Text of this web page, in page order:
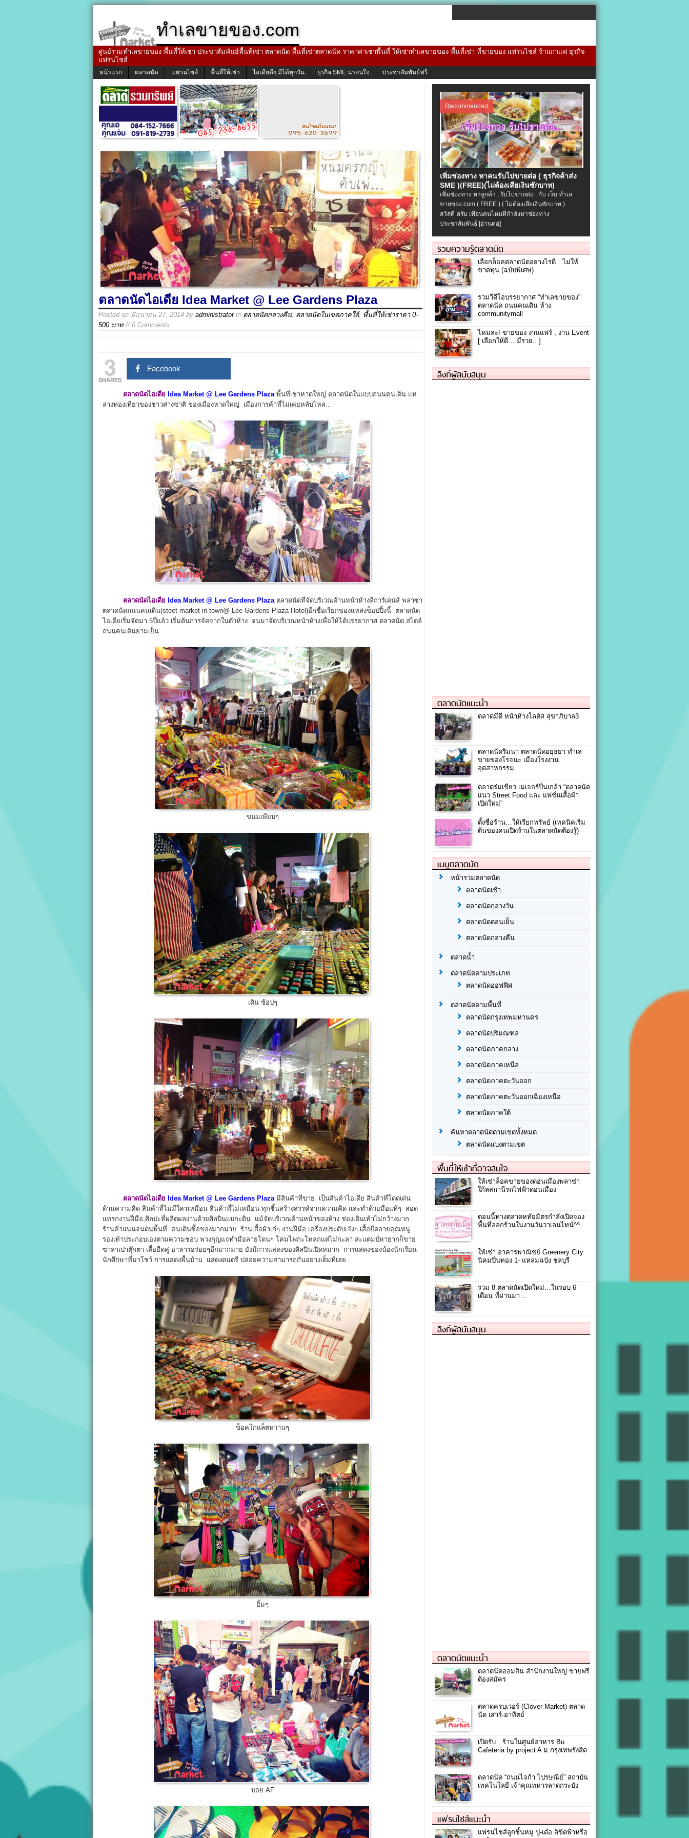
ทำเลขายของ.com
ศูนย์รวมทำเลขายของ พื้นที่ให้เช่า ประชาสัมพันธ์พื้นที่เช่า ตลาดนัด พื้นที่เช่าตลาดนัด ราคาค่าเช่าพื้นที่ ให้เช่าทำเลขายของ พื้นที่เช่า ที่ขายของ แฟรนไชส์ ร้านกาแฟ ธุรกิจ
แฟรนไชส์
หน้าแรก ตลาดนัด แฟรนไชส์ พื้นที่ให้เช่า ไอเดียดีๆ มีได้ทุกวัน ธุรกิจ SME น่าสนใจ ประชาสัมพันธ์ฟรี
ตลาดนัดไอเดีย Idea Market @ Lee Gardens Plaza
Posted on มิถุนายน 27, 2014 by administratorin ตลาดนัดกลางคืน ตลาดนัดในเขตภาคใต้, พื้นที่ให้เช่าราคา 0-
500 บาท// 0 Comments
3
SHARES
Facebook
ตลาดนัดไอเดีย Idea Market @ Lee Gardens Plaza พื้นที่เช่าหาดใหญ่ ตลาดนัดในแบบถนนคนเดิน แห
ล่างท่องเที่ยวของชาวต่างชาติ ของเมืองหาดใหญ่ เมืองการค้าที่ไม่เคยหลับไหล..
ตลาดนัดไอเดีย Idea Market @ Lee Gardens Plaza ตลาดนัดที่จัดบริเวณด้านหน้าห้างลีการ์เดนส์ พลาซ่า
ตลาดนัดถนนคนเดิน(steet market in town@ Lee Gardens Plaza Hotel)อีกชื่อเรียกของแหล่งช็อปปิ้งนี้ ตลาดนัด
ไอเดียเริ่มจัดมา 5ปีแล้ว เริ่มต้นการจัดจากในตัวห้าง จนมาจัดบริเวณหน้าห้างเพื่อให้ได้บรรยากาศ ตลาดนัด สไตล์
ถนนคนเดินยามเย็น
ขนมเพียบๆ
เดิน ช้อปๆ
ตลาดนัดไอเดีย Idea Market @ Lee Gardens Plaza มีสินค้าที่ขาย เป็นสินค้าไอเดีย สินค้าที่โดดเด่น
ด้านความคิด สินค้าที่ไม่มีใครเหมือน สินค้าที่ไม่เหมือน ทุกชิ้นสร้างสรรค์จากความคิด และทำด้วยมือแท้ๆ สอด
แทรกงานฝีมือ,ศิลปะที่ผลิตผลงานด้วยศิลปินแบกะดิน แม้จัดบริเวณด้านหน้าของห้าง ช่องเดินเท้าไม่กว้างมาก
ร้านค้าแน่นจนตนพื้นที่ คนเดินซื้อของมากมาย ร้านเสื้อผ้าเก๋ๆ งานฝีมือ เครื่องประดับเจ๋งๆ เสื้อยืดลายคุณหนู
รองเท้าประกอบเองตามความชอบ พวงกุญแจทำมือลายโดนๆ โคมไฟกะโหลกแต่ไม่กะลา สะแตมป์หายากก็ขาย
ซาลาเปาตุ๊กตา เสื้อยืดคู่ อาหารอร่อยๆอีกมากมาย ยังมีการแสดงของศิลปินเปิดหมวก การแสดงของน้องนักเรียน
นักศึกษาที่มาโชว์ การแสดงพื้นบ้าน แสดงดนตรี ปล่อยความสามารถกันอย่างเต็มทีเลย
ช็อคโกแล็ตหวานๆ
ยิ้มๆ
บอย AF
Recommended
เพิ่มช่องทาง หาคนรับไปขายต่อ ( ธุรกิจค้าส่ง
SME )(FREE)(ไม่ต้องเสียเงินซักบาท)
เพิ่มช่องทาง หาลูกค้า , รับไปขายต่อ , กับ เว็บ ทำเล
ขายของ.com ( FREE ) ( ไม่ต้องเสียเงินซักบาท )
สวัสดี ครับ เพื่อนคนไหนที่กำลังหาช่องทาง
ประชาสัมพันธ์ [อ่านต่อ]
รวมความรู้ตลาดนัด
เลือกล็อคตลาดนัดอย่างไรดี…ไม่ให้
ขาดทุน (ฉบับพิเศษ)
รวมวีดีโอบรรยากาศ “ทำเลขายของ”
ตลาดนัด ถนนคนเดิน ห้าง
communitymall
ไหมล่ะ! ขายของ งานแฟร์ , งาน Event
[ เลือกให้ดี… มีรวย.. ]
ลิงก์ผู้สนับสนุน
ตลาดนัดแนะนำ
ตลาดมีดี หน้าห้างโลตัส สุขาภิบาล3
ตลาดนัดริมนา ตลาดนัดอยุธยา ทำเล
ขายของโรจนะ เมืองโรงงาน
อุตสาหกรรม
ตลาดร่มเขียว เมเจอร์ปิ่นเกล้า “ตลาดนัด
แนว Street Food และ แฟชั่นเสื้อผ้า
เปิดใหม่”
ตั้งชื่อร้าน…ให้เรียกทรัพย์ (เทคนิคเริ่ม
ต้นของคนเปิดร้านในตลาดนัดต้องรู้)
เมนูตลาดนัด
หน้ารวมตลาดนัด
ตลาดนัดเช้า
ตลาดนัดกลางวัน
ตลาดนัดตอนเย็น
ตลาดนัดกลางคืน
ตลาดน้ำ
ตลาดนัดตามประเภท
ตลาดนัดออฟฟิศ
ตลาดนัดตามพื้นที่
ตลาดนัดกรุงเทพมหานคร
ตลาดนัดปริมณฑล
ตลาดนัดภาคกลาง
ตลาดนัดภาคเหนือ
ตลาดนัดภาคตะวันออก
ตลาดนัดภาคตะวันออกเฉียงเหนือ
ตลาดนัดภาคใต้
ค้นหาตลาดนัดตามเขตทั้งหมด
ตลาดนัดแบ่งตามเขต
พื้นที่ให้เช่าที่อาจสนใจ
ให้เช่าล็อคขายของดอนเมืองพลาซ่า
ใก้ลสถานีรถไฟฟ้าดอนเมือง
ตอนนี้ทางตลาดหทัยมิตรกำลังเปิดจอง
พื้นที่ออกร้านในงานวันวาเลนไทน์^^
ให้เช่า อาคารพาณิชย์ Greenery City
นิคมปิ่นทอง 1- แหลมฉบัง ชลบุรี
รวม 8 ตลาดนัดเปิดใหม่…ในรอบ 6
เดือน ที่ผ่านมา…
ลิงก์ผู้สนับสนุน
ตลาดนัดแนะนำ
ตลาดนัดออมสิน สำนักงานใหญ่ ขายฟรี
ต้องสมัคร
ตลาดครบเว่อร์ (Clover Market) ตลาด
นัด เสาร์-อาทิตย์
เปิดรับ…ร้านในศูนย์อาหาร Bu
Cafeteria by project A ม.กรุงเทพรังสิต
ตลาดนัด “ถนนไจก้า ไปรษณีย์” สถาบัน
เทคโนโลยี เจ้าคุณทหารลาดกระบัง
แฟรนไชส์แนะนำ
แฟรนไชส์ลูกชิ้นหมู ปู-เด๋อ ลิขิตฟ้าหรือ